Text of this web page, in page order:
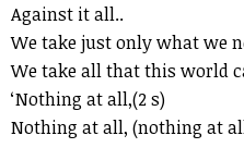
Against it all..
We take just only what we
We take all that this world
‘Nothing at all,(2 s)
Nothing at all, (nothing at